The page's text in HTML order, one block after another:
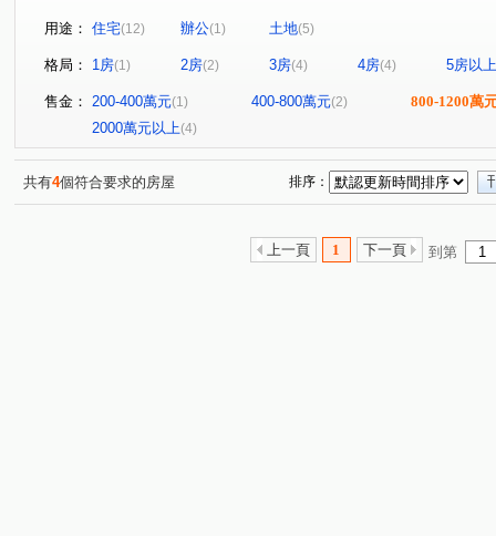
台北灣-江南大宅 (1) 安泰登峰
新民街 長江路一段 沙崙路一段(1) 中正東路二段
沙崙路(1) 長安路二段 (1) 中山北路一段 新市三路一
用途： 住宅(12) 辦公(1) 土地(5)
格局： 1房(1) 2房(2) 3房(4) 4房(4) 5房以上
售金： 200-400萬元(1) 400-800萬元(2)
800-1200萬
2000萬元以上(4)
共有4個符合要求的房屋 排序：
上一頁 1 下一頁 到第